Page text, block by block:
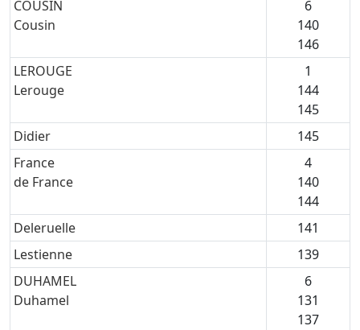
COUSIN
Cousin
6
140
146
LEROUGE
Lerouge
1
144
145
Didier
145
France
de France
4
140
144
Deleruelle
141
Lestienne
139
DUHAMEL
Duhamel
6
131
137